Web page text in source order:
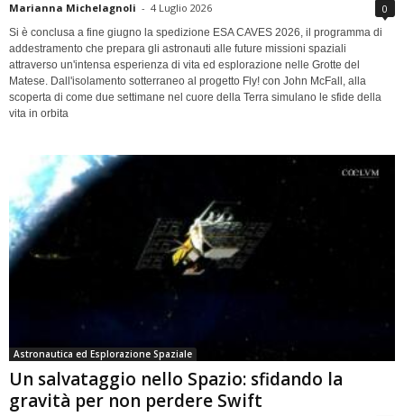
Marianna Michelagnoli - 4 Luglio 2026 0
Si è conclusa a fine giugno la spedizione ESA CAVES 2026, il programma di
addestramento che prepara gli astronauti alle future missioni spaziali
attraverso un'intensa esperienza di vita ed esplorazione nelle Grotte del
Matese. Dall'isolamento sotterraneo al progetto Fly! con John McFall, alla
scoperta di come due settimane nel cuore della Terra simulano le sfide della
vita in orbita
Astronautica ed Esplorazione Spaziale
Un salvataggio nello Spazio: sfidando la
gravità per non perdere Swift